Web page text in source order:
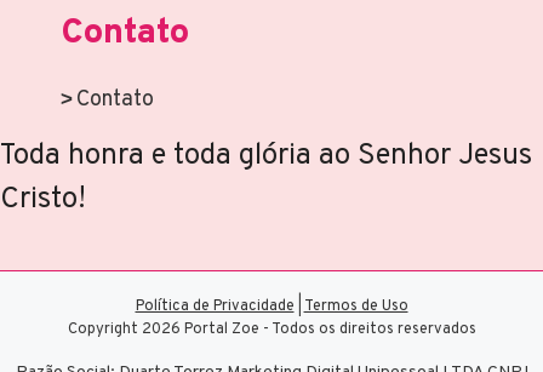
Contato
Contato
Toda honra e toda glória ao Senhor Jesus
Cristo!
Política de Privacidade|Termos de Uso
Copyright 2026 Portal Zoe - Todos os direitos reservados